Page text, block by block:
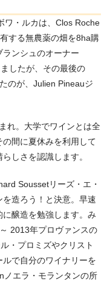
ワ・ルカは、Clos Roche
する無農薬の畑を8ha購
ンシュのオーナー
したが、その最後の
のが、Julien Pineauジ
れ。大学でワインとは全
間に夏休みを利用して
しさを認識します。
Soussetリーズ・エ・
造ろう！と決意。早速
醸造を勉強します。み
2013年プロヴァンスの
・プロミズやクリスト
で自分のワイナリーを
エラ・モランタンの所